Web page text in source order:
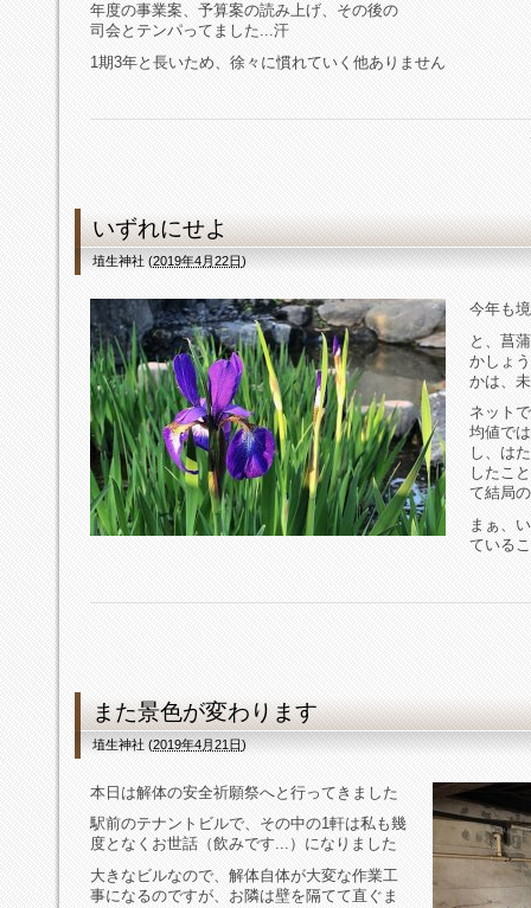
年度の事業案、予算案の読み上げ、その後の
司会とテンパってました...汗
1期3年と長いため、徐々に慣れていく他ありません
いずれにせよ
埴生神社(2019年4月22日)
今年も
と、菖
かしょ
かは、
ネット
均値で
し、は
したこ
て結局
まぁ、
ている
また景色が変わります
埴生神社(2019年4月21日)
本日は解体の安全祈願祭へと行ってきました
駅前のテナントビルで、その中の1軒は私も幾
度となくお世話（飲みです...）になりました
大きなビルなので、解体自体が大変な作業工
事になるのですが、お隣は壁を隔てて直ぐま